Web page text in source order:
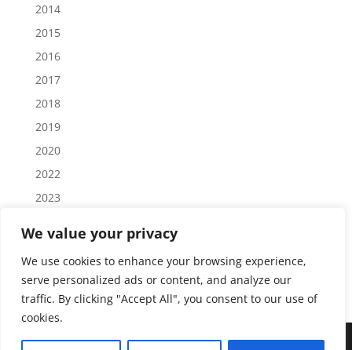
We value your privacy
We use cookies to enhance your browsing experience,
serve personalized ads or content, and analyze our
traffic. By clicking "Accept All", you consent to our use of
cookies.
2014
2015
2016
2017
2018
2019
2020
2022
2023
2026